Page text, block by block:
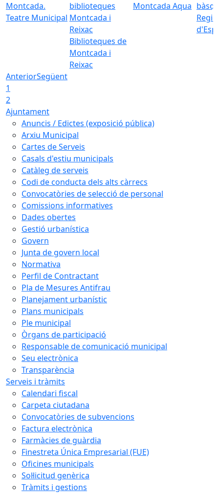
Teatre Municipal
Biblioteques de
Montcada i
Reixac
Montcada Aqua
AnteriorSegüent
1
2
Ajuntament
Anuncis / Edictes (exposició pública)
Arxiu Municipal
Cartes de Serveis
Casals d'estiu municipals
Catàleg de serveis
Codi de conducta dels alts càrrecs
Convocatòries de selecció de personal
Comissions informatives
Dades obertes
Gestió urbanística
Govern
Junta de govern local
Normativa
Perfil de Contractant
Pla de Mesures Antifrau
Planejament urbanístic
Plans municipals
Ple municipal
Òrgans de participació
Responsable de comunicació municipal
Seu electrònica
Transparència
Serveis i tràmits
Calendari fiscal
Carpeta ciutadana
Convocatòries de subvencions
Factura electrònica
Farmàcies de guàrdia
Finestreta Única Empresarial (FUE)
Oficines municipals
Sol·licitud genèrica
Tràmits i gestions